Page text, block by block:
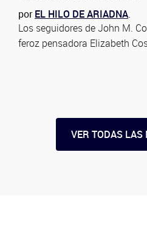
porEL HILO DE ARIADNA.
Los seguidores de John M.
feroz pensadora Elizabeth
VER TODAS LAS